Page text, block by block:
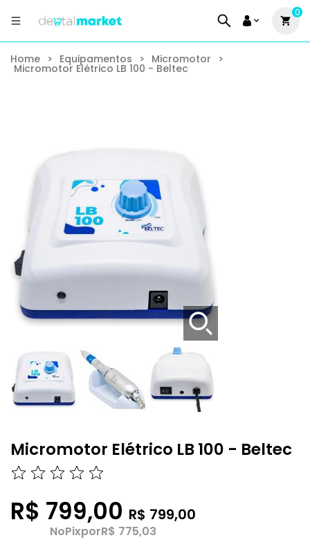
0
Home > Equipamentos > Micromotor >
Micromotor Elétrico LB 100 - Beltec
Micromotor Elétrico LB 100 - Beltec
R$ 799,00 R$ 799,00
NoPixporR$ 775,03